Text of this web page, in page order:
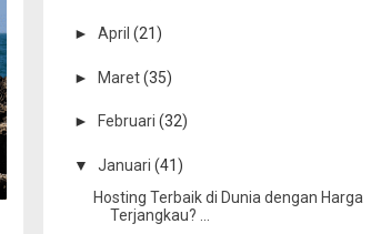
► April (21)
► Maret(35)
► Februari (32)
▼ Januari (41)
Hosting Terbaik di Dunia dengan Harga
Terjangkau? ...